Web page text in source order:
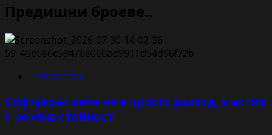
Предишни броеве..
Технологии
Софтуерът вече не е просто разход, а актив
с реална стойност